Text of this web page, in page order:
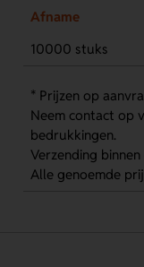
Afname
10000 stuks
* Prijzen op
Neem contact op
bedrukkingen.
Verzending
Alle genoemde